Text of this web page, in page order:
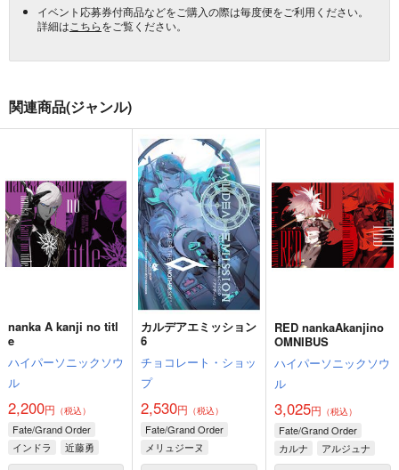
イベント応募券付商品などをご購入の際は毎度便をご利用ください。
詳細は こちらをご覧ください。
関連商品(ジャンル)
nanka A kanji no titl
e
ハイパーソニックソウ
ル
2,200円 （税込）
Fate/Grand Order
インドラ
近藤勇
カルデアエミッション
6
チョコレート・ショッ
プ
2,530円 （税込）
Fate/Grand Order
メリュジーヌ
RED nankaAkanjino
OMNIBUS
ハイパーソニックソウ
ル
3,025円 （税込）
Fate/Grand Order
カルナ
アルジュナ